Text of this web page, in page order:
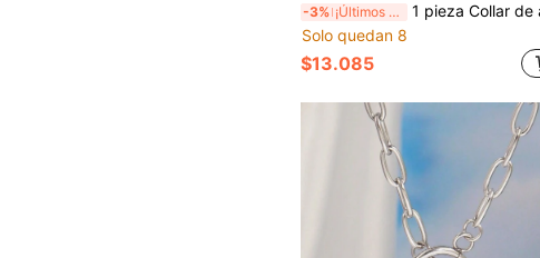
-3% ¡Últimos 2 días
1 pieza Collar de acero inoxidable vintage para mujer, colgante con retrato, cadena retorcida tipo gargantilla, collar para chicas, joyería para
Solo quedan 8
$13.085